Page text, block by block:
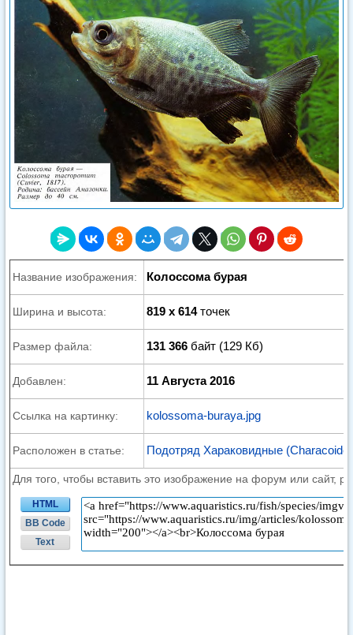
Название изображения: Колоссома бурая
Ширина и высота: 819 x 614точек
Размер файла: 131 366 байт (129 Кб)
Добавлен: 11 Августа 2016
Ссылка на картинку: kolossoma-buraya.jpg
Расположен в статье: Подотряд Хараковидные
Для того, чтобы вставить это изображение на форум или сайт,
HTML
BB Code
Text